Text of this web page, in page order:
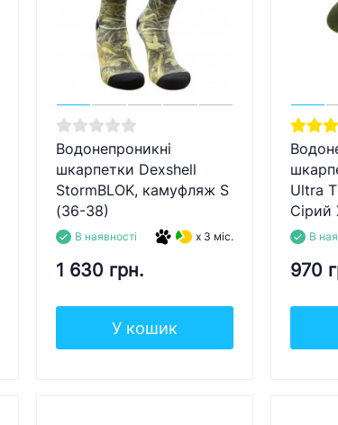
Водонепроникні
шкарпетки Dexshell
StormBLOK, камуфляж S
(36-38)
В наявності x 3 міс.
1 630 грн.
У кошик
Ultra
Сірий
В
970